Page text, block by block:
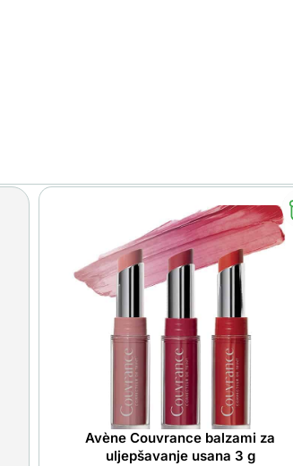
Avène Couvrance balzami za
uljepšavanje usana 3 g